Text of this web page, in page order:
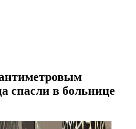
спасли в больнице